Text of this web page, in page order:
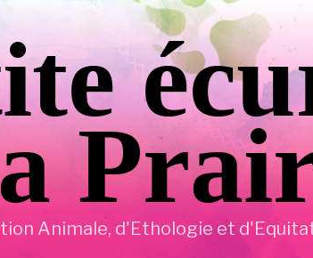
Animale, d'Ethologie et